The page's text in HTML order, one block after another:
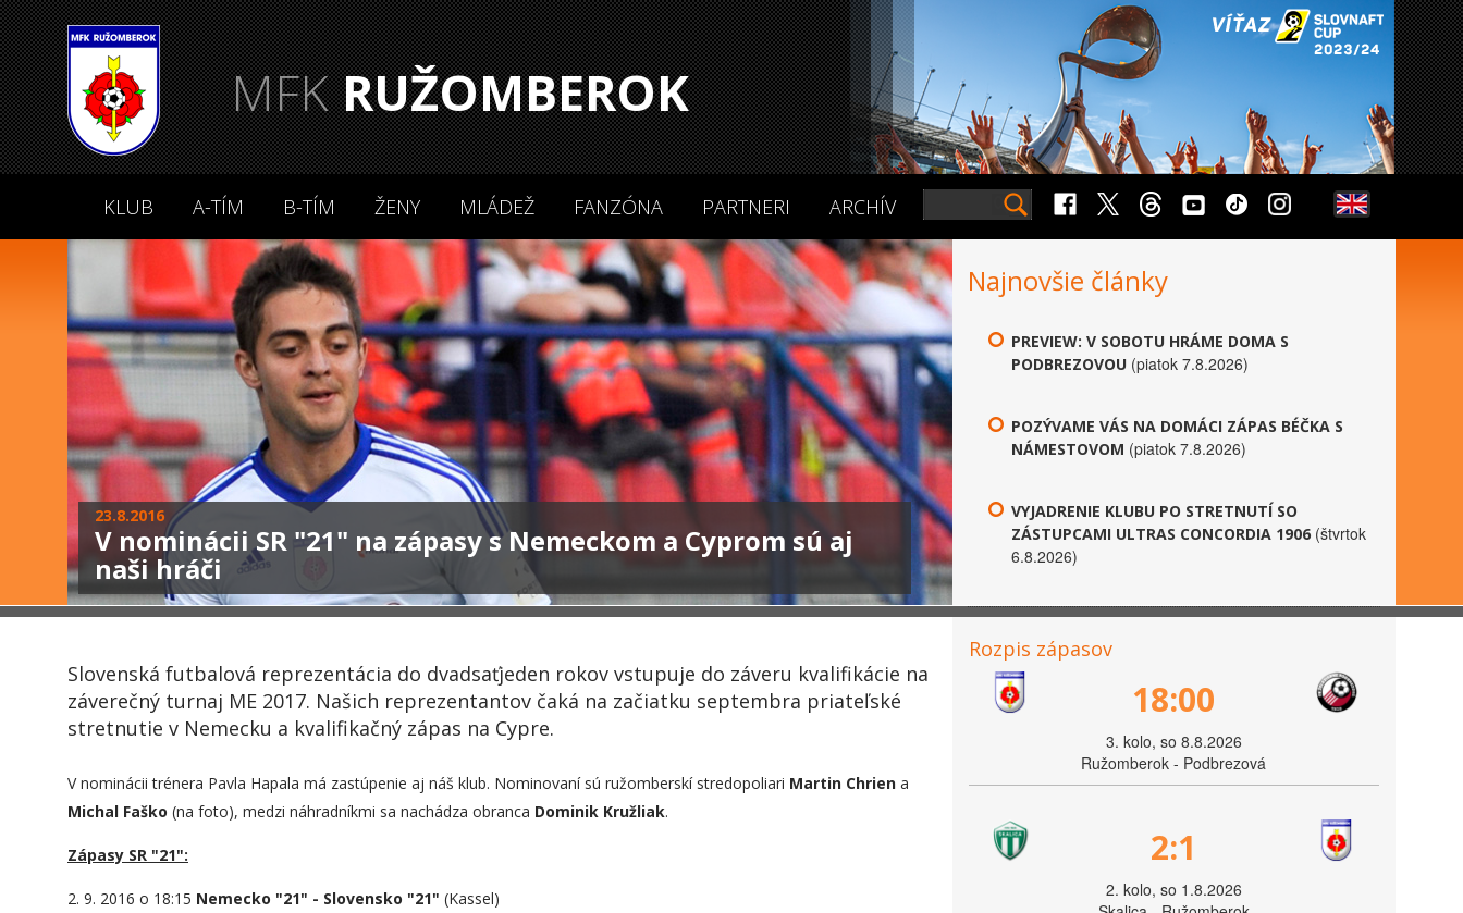
MFKRUŽOMBEROK
KLUB A-TÍM B-TÍM ŽENY MLÁDEŽ FANZÓNA PARTNERI ARCHÍV
23.8.2016
V nominácii SR "21" na zápasy s Nemeckom a Cyprom sú aj
naši hráči
Najnovšie články
PREVIEW: V SOBOTU HRÁME DOMA S
PODBREZOVOU (piatok 7.8.2026)
POZÝVAME VÁS NA DOMÁCI ZÁPAS BÉČKA S
NÁMESTOVOM (piatok 7.8.2026)
VYJADRENIE KLUBU PO STRETNUTÍ SO
ZÁSTUPCAMI ULTRAS CONCORDIA 1906 (štvrtok
6.8.2026)
Slovenská futbalová reprezentácia do dvadsaťjeden rokov vstupuje do záveru kvalifikácie na
záverečný turnaj ME 2017. Našich reprezentantov čaká na začiatku septembra priateľské
stretnutie v Nemecku a kvalifikačný zápas na Cypre.
V nominácii trénera Pavla Hapala má zastúpenie aj náš klub. Nominovaní sú ružomberskí stredopoliari Martin Chrien a
Michal Faško (na foto), medzi náhradníkmi sa nachádza obranca Dominik Kružliak.
Zápasy SR "21":
2. 9. 2016 o 18:15 Nemecko "21" - Slovensko "21" (Kassel)
Rozpis zápasov
18:00
3. kolo, so 8.8.2026
Ružomberok - Podbrezová
2:1
2. kolo, so 1.8.2026